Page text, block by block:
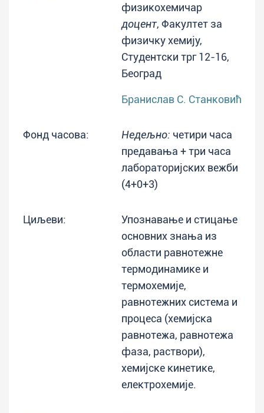
физикохемичар
доцент, Факултет за
физичку хемију,
Студентски трг 12-16,
Београд
Бранислав С. Станковић
Фонд часова: Недељно: четири часа
предавања + три часа
лабораторијских вежби
(4+0+3)
Циљеви:
Упознавање и стицање
основних знања из
области равнотежне
термодинамике и
термохемије,
равнотежних система и
процеса (хемијска
равнотежа, равнотежа
фаза, раствори),
хемијске кинетике,
електрохемије.